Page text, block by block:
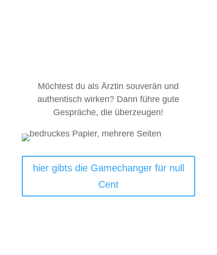
Möchtest du als Ärztin souverän und
authentisch wirken? Dann führe gute
Gespräche, die überzeugen!
hier gibts die Gamechanger für null
Cent